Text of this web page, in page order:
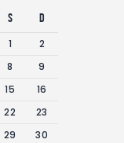
S D
1
2
8
9
15
16
22
23
29
30